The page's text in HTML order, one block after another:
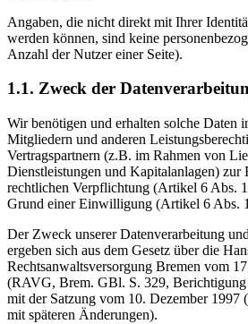
Angaben, die nicht direkt mit Ihrer
werden können, sind keine
Anzahl der Nutzer einer Seite).
1.1. Zweck der
Wir benötigen und erhalten solche Daten
Mitgliedern und anderen
Vertragspartnern (z.B. im Rahmen von
Dienstleistungen und Kapitalanlagen) zur
rechtlichen Verpflichtung (Artikel 6 Abs.
Grund einer Einwilligung (Artikel 6 Abs.
Der Zweck unserer Datenverarbeitung
ergeben sich aus dem Gesetz über die
Rechtsanwaltsversorgung Bremen vom
(RAVG, Brem. GBl. S. 329,
mit der Satzung vom 10. Dezember 1997
mit späteren Änderungen).